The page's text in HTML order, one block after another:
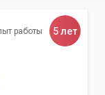
и
работы 5 лет